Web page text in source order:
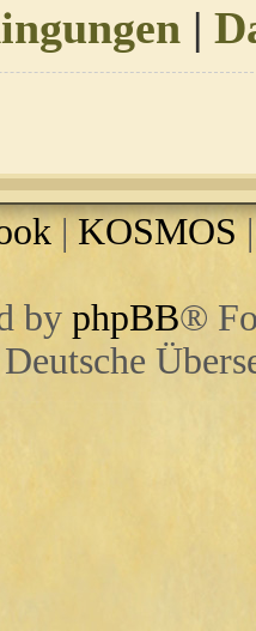
|
|KOSMOS
by phpBB®
Deutsche